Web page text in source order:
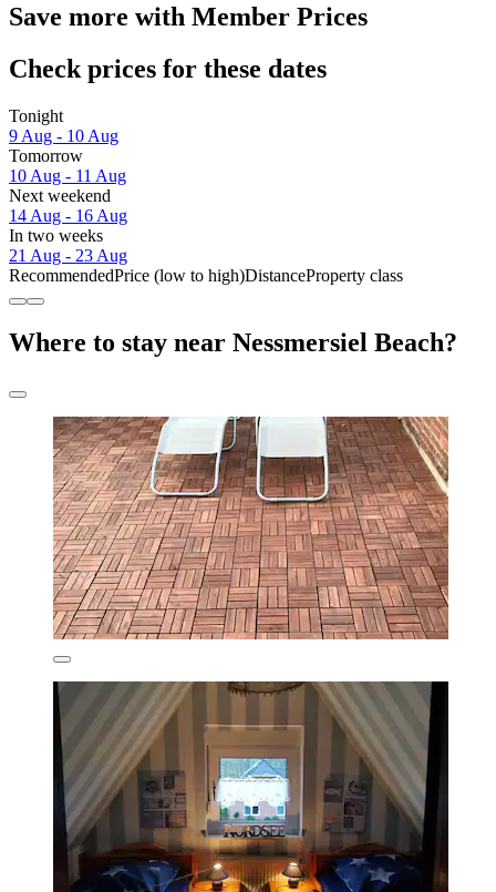
Save more with Member Prices
Check prices for these dates
Tonight
9 Aug - 10 Aug
Tomorrow
10 Aug - 11 Aug
Next weekend
14 Aug - 16 Aug
In two weeks
21 Aug - 23 Aug
RecommendedPrice (low to high)DistanceProperty class
Where to stay near Nessmersiel Beach?